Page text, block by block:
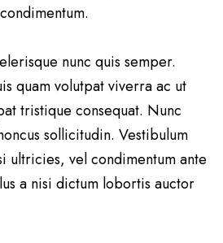
nunc quis semper.
quam volutpat viverra ac ut
tristique consequat. Nunc
sollicitudin. Vestibulum
ultricies, vel condimentum ante
a nisi dictum lobortis auctor